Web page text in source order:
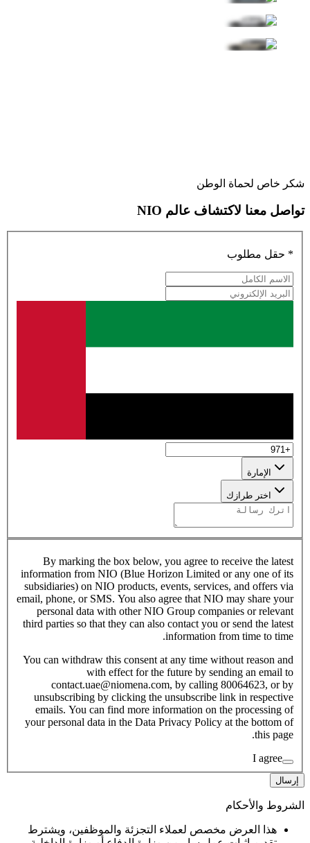
تجسد NIO ET5 التوازن المثالي بين أداء السيارات الخارقة وأحدث
الابتكارات الذكية.
شكر خاص لحماة الوطن
تواصل معنا لاكتشاف عالم NIO
* حقل مطلوب
الإمارة
اختر طرازك
By marking the box below, you agree to receive the latest
information from NIO (Blue Horizon Limited or any one of its
subsidiaries) on NIO products, events, services, and offers via
email, phone, or SMS. You also agree that NIO may share your
personal data with other NIO Group companies or relevant
third parties so that they can also contact you or send the latest
information from time to time.
You can withdraw this consent at any time without reason and
with effect for the future by sending an email to
contact.uae@niomena.com, by calling 80064623, or by
unsubscribing by clicking the unsubscribe link in respective
emails. You can find more information on the processing of
your personal data in the Data Privacy Policy at the bottom of
this page.
I agree
إرسال
الشروط والأحكام
هذا العرض مخصص لعملاء التجزئة والموظفين، ويشترط